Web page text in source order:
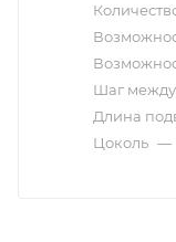
Шаг
Длина
Цоколь —